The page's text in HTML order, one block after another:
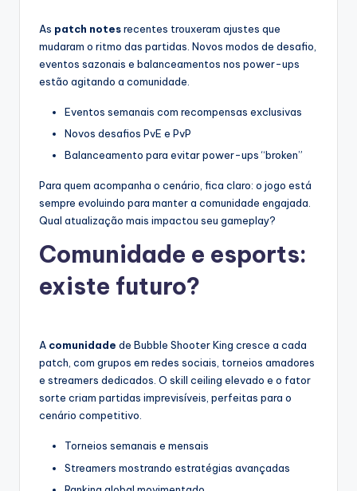
As patch notesrecentes trouxeram ajustes que
mudaram o ritmo das partidas. Novos modos de desafio,
eventos sazonais e balanceamentos nos power-ups
estão agitando a comunidade.
Eventos semanais com recompensas exclusivas
Novos desafios PvE e PvP
Balanceamento para evitar power-ups “broken”
Para quem acompanha o cenário, fica claro: o jogo está
sempre evoluindo para manter a comunidade engajada.
Qual atualização mais impactou seu gameplay?
Comunidade e esports:
existe futuro?
A comunidade de Bubble Shooter King cresce a cada
patch, com grupos em redes sociais, torneios amadores
e streamers dedicados. O skill ceiling elevado e o fator
sorte criam partidas imprevisíveis, perfeitas para o
cenário competitivo.
Torneios semanais e mensais
Streamers mostrando estratégias avançadas